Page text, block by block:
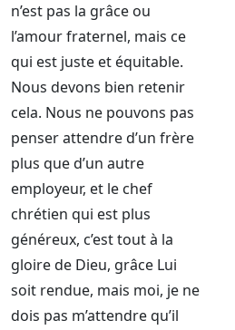
n’est pas la grâce ou
l’amour fraternel, mais ce
qui est juste et équitable.
Nous devons bien retenir
cela. Nous ne pouvons pas
penser attendre d’un frère
plus que d’un autre
employeur, et le chef
chrétien qui est plus
généreux, c’est tout à la
gloire de Dieu, grâce Lui
soit rendue, mais moi, je ne
dois pas m’attendre qu’il